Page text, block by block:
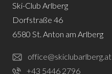
Ski-Club Arlberg
Dorfstraße 46
6580 St. Anton am Arlberg
office@skiclubarlberg.at
+43 5446 2796